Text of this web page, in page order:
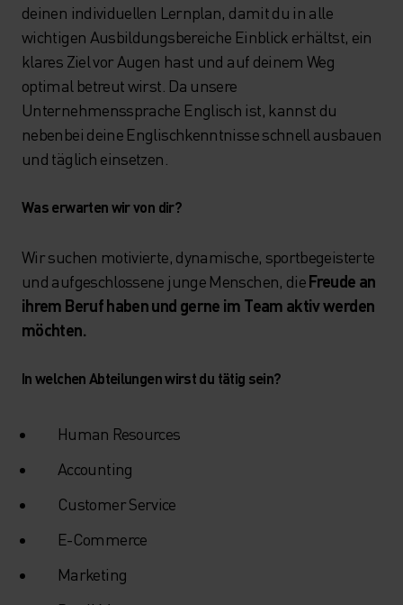
deinen individuellen Lernplan, damit du in alle
wichtigen Ausbildungsbereiche Einblick erhältst, ein
klares Ziel vor Augen hast und auf deinem Weg
optimal betreut wirst. Da unsere
Unternehmenssprache Englisch ist, kannst du
nebenbei deine Englischkenntnisse schnell ausbauen
und täglich einsetzen.
Was erwarten wir von dir?
Wir suchen motivierte, dynamische, sportbegeisterte
und aufgeschlossene junge Menschen, dieFreude an
ihrem Beruf haben und gerne im Team aktiv werden
möchten.
In welchen Abteilungen wirst du tätig sein?
Human Resources
Accounting
Customer Service
E-Commerce
Marketing